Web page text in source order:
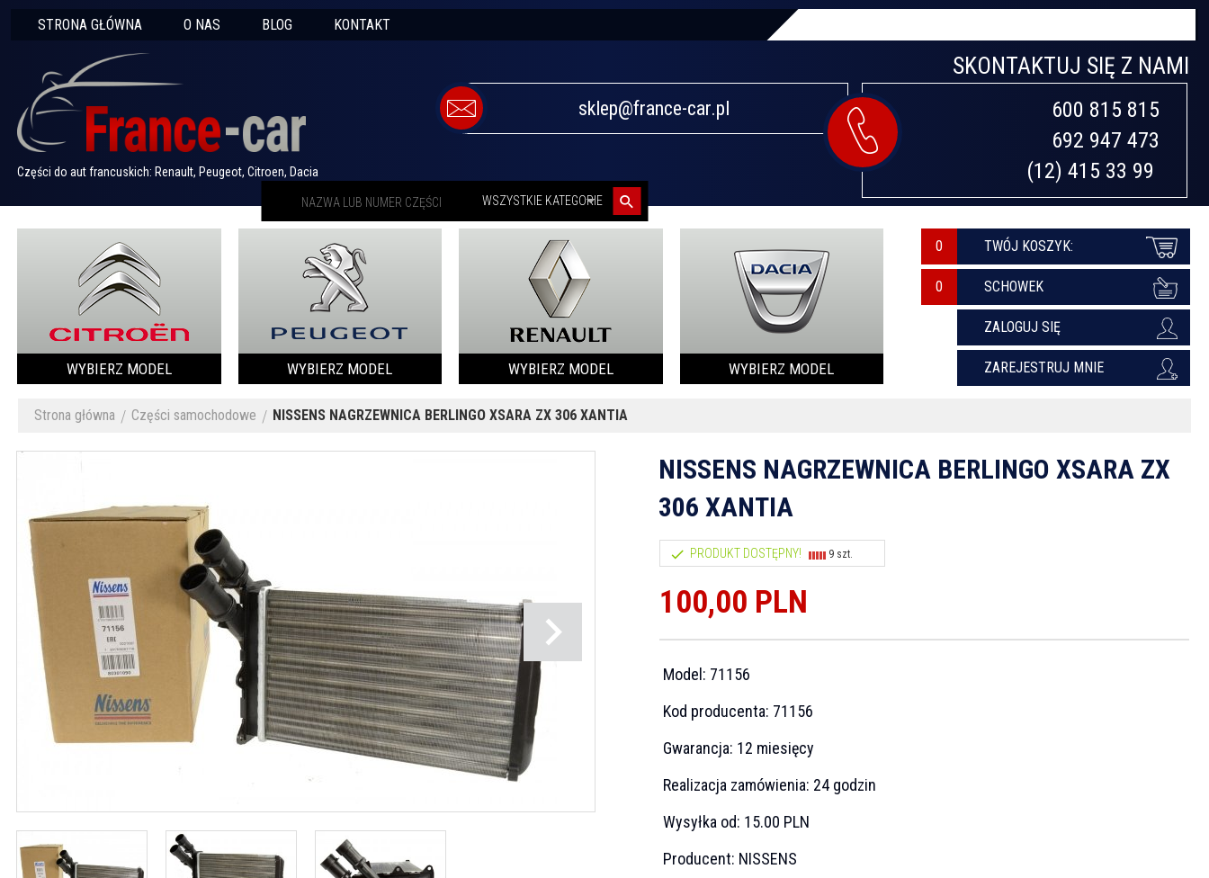
STRONA GŁÓWNA O NAS BLOG KONTAKT
Części do aut francuskich: Renault, Peugeot, Citroen, Dacia
SKONTAKTUJ SIĘ Z NAMI
sklep@france-car.pl
600 815 815
692 947 473
(12) 415 33 99
WSZYSTKIE KATEGORIE
WYBIERZ MODEL WYBIERZ MODEL WYBIERZ MODEL WYBIERZ MODEL
0 TWÓJ KOSZYK:
SCHOWEK
ZALOGUJ SIĘ
ZAREJESTRUJ MNIE
Strona główna Części samochodowe NISSENS NAGRZEWNICA BERLINGO XSARA ZX 306 XANTIA
NISSENS NAGRZEWNICA BERLINGO XSARA ZX
306 XANTIA
PRODUKT DOSTĘPNY! 9 szt.
100,00 PLN
Model: 71156
Kod producenta: 71156
Gwarancja: 12 miesięcy
Realizacja zamówienia: 24 godzin
Wysyłka od: 15.00 PLN
Producent: NISSENS